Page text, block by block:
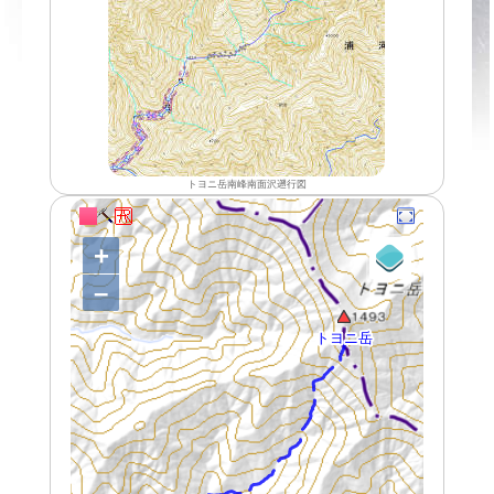
トヨニ岳南峰南面沢遡行図